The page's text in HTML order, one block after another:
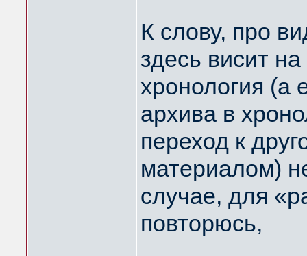
К слову, про
здесь висит
хронология (а
архива в
переход к
материалом)
случае, для
повторюсь,